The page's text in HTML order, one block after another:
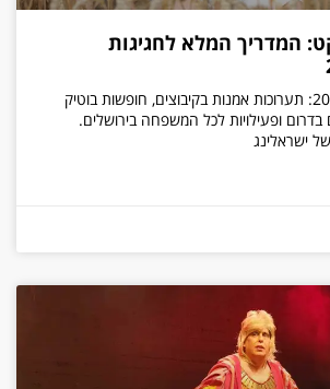
המדריך המלא לחגיגות
חוגגים שבועות 2026: תערוכות אמנות בקיבוצים, חופשות בוטיק
בדרום ופעילויות לכל המשפחה בירושלים.
ישראלינג